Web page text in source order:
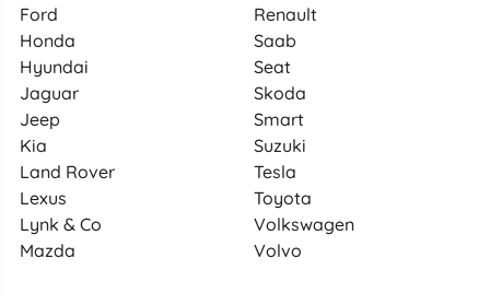
Ford
Honda
Hyundai
Jaguar
Jeep
Kia
Land Rover
Lexus
Lynk & Co
Mazda
Renault
Saab
Seat
Skoda
Smart
Suzuki
Tesla
Toyota
Volkswagen
Volvo